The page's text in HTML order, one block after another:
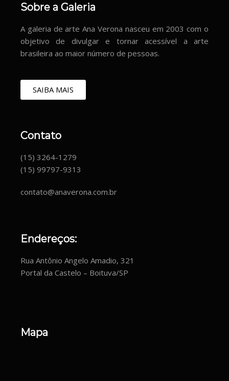
Sobre a Galeria
A galeria de arte Ana Verona nasceu em 2003 com o
objetivo de divulgar e tornar acessível a arte
brasileira ao maior número de pessoas.
SAIBA MAIS
Contato
(15) 3264-1279
(15) 99797-9313
contato@anaverona.com.br
Endereços:
Rua Antônio Angelo Amadio, 321
Portal da Castelo – Boituva/SP
Mapa